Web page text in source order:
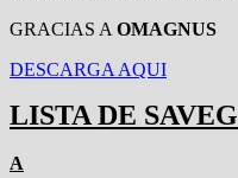
GRACIAS A OMAGNUS
DESCARGA AQUI
LISTA DE
A